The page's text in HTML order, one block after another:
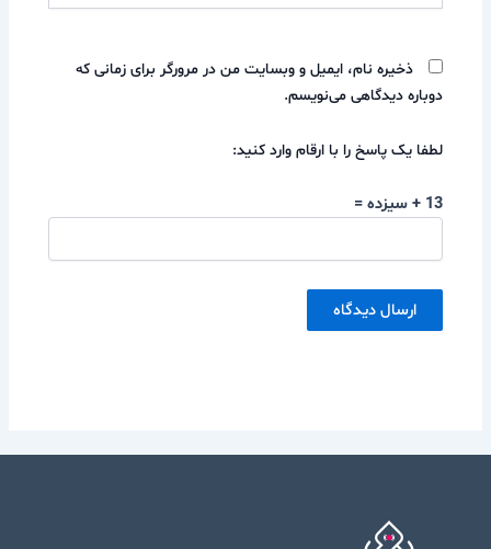
ذخیره نام، ایمیل و وبسایت من در مرورگر برای زمانی که
دوباره دیدگاهی می‌نویسم.
لطفا یک پاسخ را با ارقام وارد کنید:
13 + سیزده =